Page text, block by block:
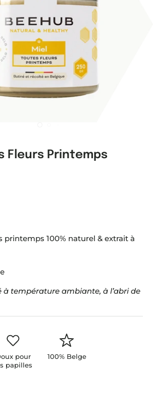
Fleurs Printemps
printemps 100% naturel & extrait à
à température ambiante, à l’abri de
pour
papilles
100% Belge